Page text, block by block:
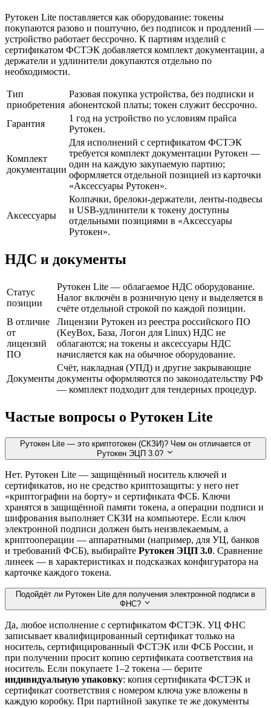
Рутокен Lite поставляется как оборудование: токены
покупаются разово и поштучно, без подписок и продлений —
устройство работает бессрочно. К партиям изделий с
сертификатом ФСТЭК добавляется комплект документации, а
держатели и удлинители докупаются отдельно по
необходимости.
Тип
приобретения
Разовая покупка устройства, без подписки и
абонентской платы; токен служит бессрочно.
Гарантия
1 год на устройство по условиям прайса
Рутокен.
Комплект
документации
Для исполнений с сертификатом ФСТЭК
требуется комплект документации Рутокен —
один на каждую закупаемую партию;
оформляется отдельной позицией из карточки
«Аксессуары Рутокен».
Аксессуары
Колпачки, брелоки-держатели, ленты-подвесы
и USB-удлинители к токену доступны
отдельными позициями в «Аксессуары
Рутокен».
НДС и документы
Статус
позиции
Рутокен Lite — облагаемое НДС оборудование.
Налог включён в розничную цену и выделяется в
счёте отдельной строкой по каждой позиции.
В отличие
от
лицензий
ПО
Лицензии Рутокен из реестра российского ПО
(KeyBox, База, Логон для Linux) НДС не
облагаются; на токены и аксессуары НДС
начисляется как на обычное оборудование.
Документы
Счёт, накладная (УПД) и другие закрывающие
документы оформляются по законодательству РФ
— комплект подходит для тендерных процедур.
Частые вопросы о Рутокен Lite
Рутокен Lite — это криптотокен (СКЗИ)? Чем он отличается от
Рутокен ЭЦП 3.0?
Нет. Рутокен Lite — защищённый носитель ключей и
сертификатов, но не средство криптозащиты: у него нет
«криптографии на борту» и сертификата ФСБ. Ключи
хранятся в защищённой памяти токена, а операции подписи и
шифрования выполняет СКЗИ на компьютере. Если ключ
электронной подписи должен быть неизвлекаемым, а
криптооперации — аппаратными (например, для УЦ, банков
и требований ФСБ), выбирайте Рутокен ЭЦП 3.0. Сравнение
линеек — в характеристиках и подсказках конфигуратора на
карточке каждого токена.
Подойдёт ли Рутокен Lite для получения электронной подписи в
ФНС?
Да, любое исполнение с сертификатом ФСТЭК. УЦ ФНС
записывает квалифицированный сертификат только на
носитель, сертифицированный ФСТЭК или ФСБ России, и
при получении просит копию сертификата соответствия на
носитель. Если покупаете 1–2 токена — берите
индивидуальную упаковку: копия сертификата ФСТЭК и
сертификат соответствия с номером ключа уже вложены в
каждую коробку. При партийной закупке те же документы